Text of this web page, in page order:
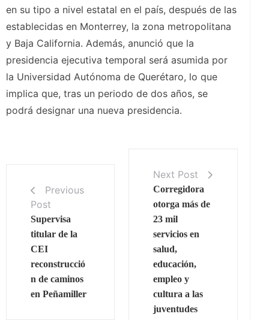
en su tipo a nivel estatal en el país, después de las
establecidas en Monterrey, la zona metropolitana
y Baja California. Además, anunció que la
presidencia ejecutiva temporal será asumida por
la Universidad Autónoma de Querétaro, lo que
implica que, tras un periodo de dos años, se
podrá designar una nueva presidencia.
Previous
Post
Supervisa
titular de la
CEI
reconstrucció
n de caminos
en Peñamiller
Next Post
Corregidora
otorga más de
23 mil
servicios en
salud,
educación,
empleo y
cultura a las
juventudes